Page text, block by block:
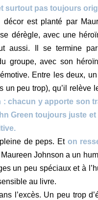
surtout pas toujours
décor est planté par
dérègle, avec une
aussi. Il se termine
groupe, avec son
Entre les deux,
un peu trop), qu’il relève
: chacun y apporte son
Green toujours juste
de peps. Et on
Maureen Johnson a un
un peu spéciaux et à
au livre.
l’excès. Un peu trop